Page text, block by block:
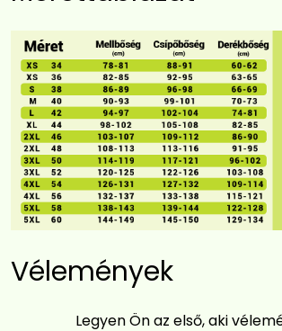
Vélemények
Legyen Ön az első, aki